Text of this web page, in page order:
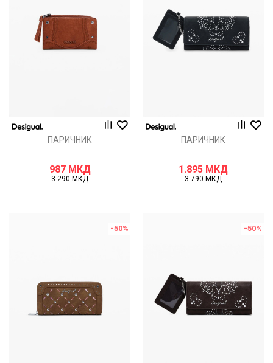
ПАРИЧНИК
987 МКД
3.290МКД
ПАРИЧНИК
1.895 МКД
3.790МКД
-50% -50%